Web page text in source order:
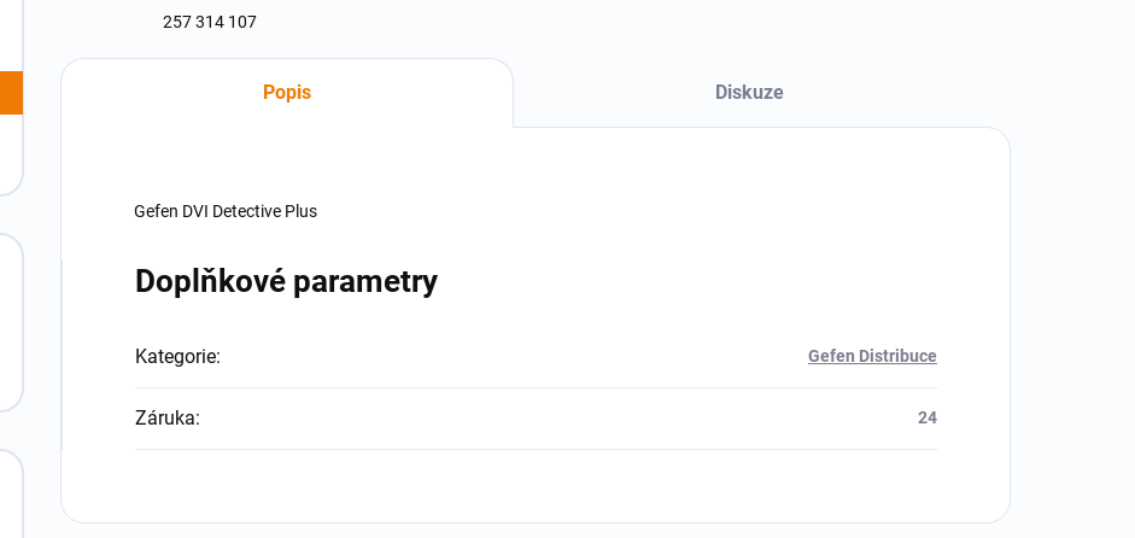
257 314 107
Popis Diskuze
Gefen DVI Detective Plus
Doplňkové parametry
Kategorie: Gefen Distribuce
Záruka: 24